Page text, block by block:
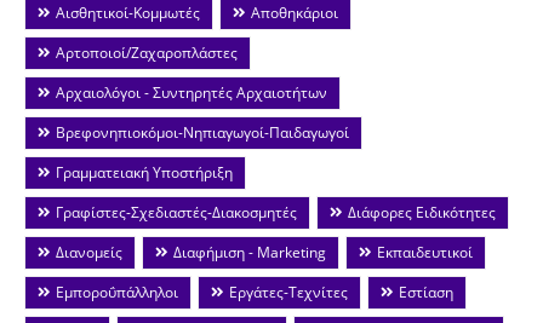
Αισθητικοί-Κομμωτές
Αποθηκάριοι
Αρτοποιοί/Ζαχαροπλάστες
Αρχαιολόγοι - Συντηρητές Αρχαιοτήτων
Βρεφονηπιοκόμοι-Νηπιαγωγοί-Παιδαγωγοί
Γραμματειακή Υποστήριξη
Γραφίστες-Σχεδιαστές-Διακοσμητές
Διάφορες Ειδικότητες
Διανομείς
Διαφήμιση - Marketing
Εκπαιδευτικοί
Εμποροΰπάλληλοι
Εργάτες-Τεχνίτες
Εστίαση